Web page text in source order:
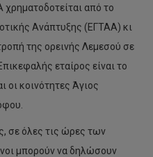
χρηματοδοτείται από το
Ανάπτυξης (ΕΓΤΑΑ) κι
της ορεινής Λεμεσού σε
εταίρος είναι το
οι κοινότητες Άγιος
σε όλες τις ώρες των
μπορούν να δηλώσουν